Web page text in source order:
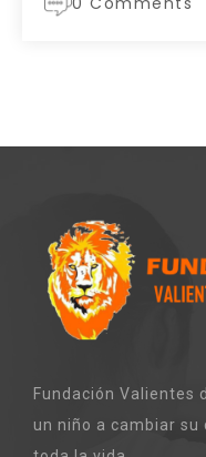
Fundación Valientes
un niño a cambiar